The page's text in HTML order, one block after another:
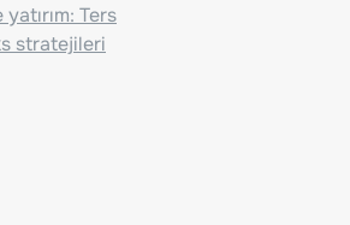
Ters
stratejileri